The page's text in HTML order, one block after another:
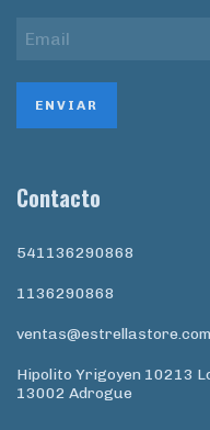
Contacto
541136290868
1136290868
Hipolito Yrigoyen 10213
13002 Adrogue